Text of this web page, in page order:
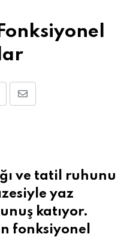
Share
ve tatil ruhunu
yaz
katıyor.
fonksiyonel